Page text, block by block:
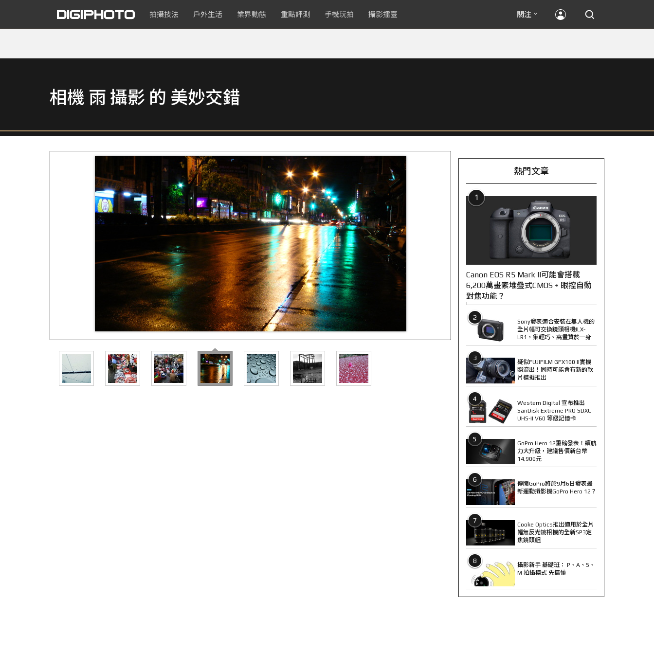
拍攝技法 戶外生活 業界動態 重點評測 手機玩拍 攝影擂臺 關注
相機 雨 攝影 的 美妙交錯
熱門文章
1
Canon EOS R5 Mark II可能會搭載
6,200萬畫素堆疊式CMOS + 眼控自動
對焦功能？
2
Sony發表適合安裝在無人機的
全片幅可交換鏡頭相機ILX-
LR1，集輕巧、高畫質於一身
3
疑似FUJIFILM GFX100 II實機
照流出！同時可能會有新的軟
片模擬推出
4
Western Digital 宣布推出
SanDisk Extreme PRO SDXC
UHS-II V60 等級記憶卡
5
GoPro Hero 12重磅發表！續航
力大升級，建議售價新台幣
14,900元
6
傳聞GoPro將於9月6日發表最
新運動攝影機GoPro Hero 12？
7
Cooke Optics推出適用於全片
幅無反光鏡相機的全新SP3定
焦鏡頭組
8
攝影新手 基礎班： P、A、S、
M 拍攝模式 先搞懂